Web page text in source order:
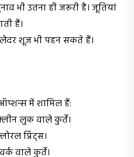
भी उतना ही जरूरी है। जूतियां
हैं।
शूज भी पहन सकते हैं।
में शामिल हैं:
लुक वाले कुर्ते।
प्रिंट्स।
वाले कुर्ते।